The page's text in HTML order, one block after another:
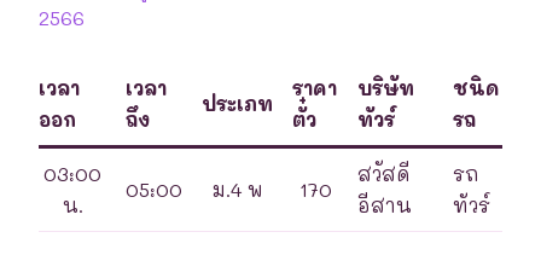
2566
เวลา
ออก
เวลา
ถึง
ประเภท
ราคา
ตั๋ว
บริษัท
ทัวร์
ชนิด
รถ
03:00
น.
05:00 ม.4 พ 170
สวัสดี
อีสาน
รถ
ทัวร์